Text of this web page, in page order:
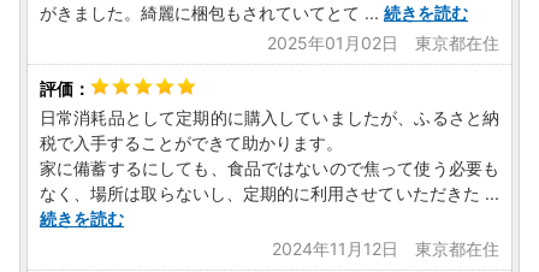
がきました。綺麗に梱包もされていてとて ... 続きを読む
2025年01月02日 東京都在住
日常消耗品として定期的に購入していましたが、ふるさと納
税で入手することができて助かります。
家に備蓄するにしても、食品ではないので焦って使う必要も
なく、場所は取らないし、定期的に利用させていただきた ...
続きを読む
2024年11月12日 東京都在住